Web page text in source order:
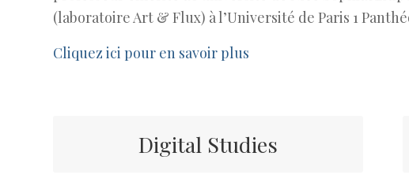
(laboratoire Art & Flux) à l’Université de Paris 1
Cliquez ici pour en savoir plus
Digital Studies